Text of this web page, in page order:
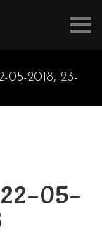
05-2018, 23-
05-